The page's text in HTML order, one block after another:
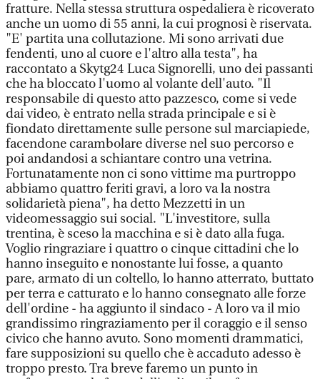
fratture. Nella stessa struttura ospedaliera è ricoverato
anche un uomo di 55 anni, la cui prognosi è riservata.
"E' partita una collutazione. Mi sono arrivati due
fendenti, uno al cuore e l'altro alla testa", ha
raccontato a Skytg24 Luca Signorelli, uno dei passanti
che ha bloccato l'uomo al volante dell'auto. "Il
responsabile di questo atto pazzesco, come si vede
dai video, è entrato nella strada principale e si è
fiondato direttamente sulle persone sul marciapiede,
facendone carambolare diverse nel suo percorso e
poi andandosi a schiantare contro una vetrina.
Fortunatamente non ci sono vittime ma purtroppo
abbiamo quattro feriti gravi, a loro va la nostra
solidarietà piena", ha detto Mezzetti in un
videomessaggio sui social. "L'investitore, sulla
trentina, è sceso la macchina e si è dato alla fuga.
Voglio ringraziare i quattro o cinque cittadini che lo
hanno inseguito e nonostante lui fosse, a quanto
pare, armato di un coltello, lo hanno atterrato, buttato
per terra e catturato e lo hanno consegnato alle forze
dell'ordine - ha aggiunto il sindaco - A loro va il mio
grandissimo ringraziamento per il coraggio e il senso
civico che hanno avuto. Sono momenti drammatici,
fare supposizioni su quello che è accaduto adesso è
troppo presto. Tra breve faremo un punto in